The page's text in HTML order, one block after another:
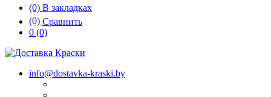
(0) В закладках
(0) Сравнить
0 (0)
info@dostavka-kraski.by